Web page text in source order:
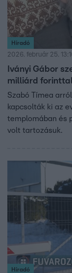
Híradó
2026. február 25.
Iványi Gábor
milliárd
Szabó Tímea
kapcsolták ki az
templomában és
volt tartozásuk.
Híradó